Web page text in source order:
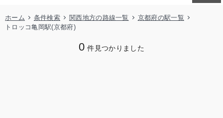
ホーム 条件検索 関西地方の路線一覧
京都府の駅一覧
トロッコ亀岡駅(京都府)
0 件見つかりました